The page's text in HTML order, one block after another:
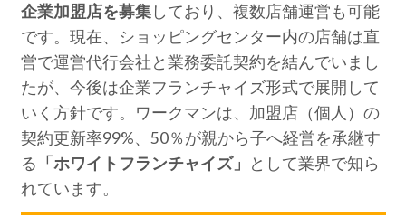
企業加盟店を募集しており、複数店舗運営も可能
です。現在、ショッピングセンター内の店舗は直
営で運営代行会社と業務委託契約を結んでいまし
たが、今後は企業フランチャイズ形式で展開して
いく方針です。ワークマンは、加盟店（個人）の
契約更新率99%、50％が親から子へ経営を承継す
る 「ホワイトフランチャイズ」 として業界で知ら
れています。